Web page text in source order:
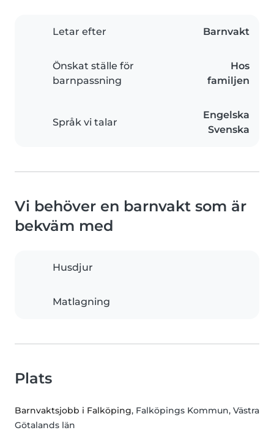
Letar efter Barnvakt
Önskat ställe för
barnpassning
Hos
familjen
Språk vi talar
Engelska
Svenska
Vi behöver en barnvakt som är
bekväm med
Husdjur
Matlagning
Plats
Barnvaktsjobb i Falköping, Falköpings Kommun, Västra
Götalands län